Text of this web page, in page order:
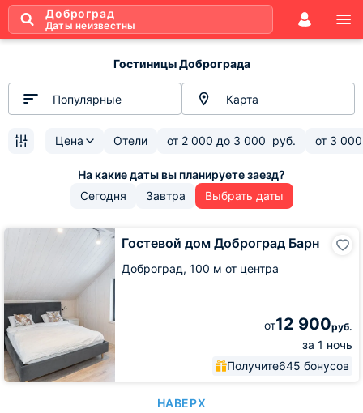
Доброград
Даты неизвестны
Гостиницы Доброграда
Популярные Карта
Цена Отели от 2 000 до 3 000 руб. от 3 000
Сегодня Завтра Выбрать даты
Гостевой дом Доброград Барн
Доброград, 100 м от центра
от12 900руб.
за 1 ночь
Получите645 бонусов
Гостевой
НАВЕРХ